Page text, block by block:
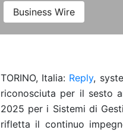
Business Wire
TORINO, Italia: Reply,
riconosciuta per il sesto
2025 per i Sistemi di
rifletta il continuo